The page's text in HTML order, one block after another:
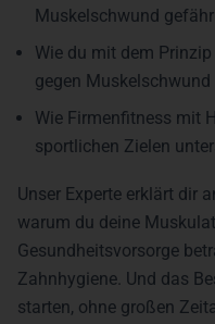
Muskelschwund
Wie du mit dem
gegen Muskelschwund
Wie Firmenfitness mit
sportlichen Zielen
Unser Experte erklärt dir
warum du deine
Gesundheitsvorsorge
Zahnhygiene. Und das
starten, ohne großen